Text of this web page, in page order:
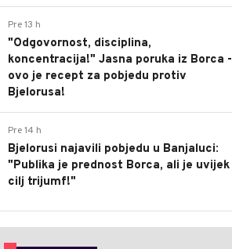
Pre 13 h
"Odgovornost, disciplina,
koncentracija!" Jasna poruka iz Borca -
ovo je recept za pobjedu protiv
Bjelorusa!
Pre 14 h
Bjelorusi najavili pobjedu u Banjaluci:
"Publika je prednost Borca, ali je uvijek
cilj trijumf!"